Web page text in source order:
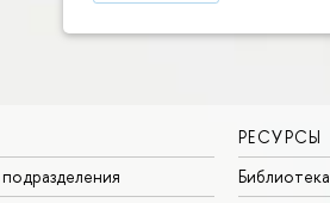
РЕСУРСЫ
Библиотека